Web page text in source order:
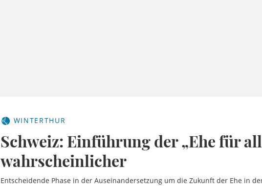
WINTERTHUR
Schweiz: Einführung der „Ehe für
wahrscheinlicher
Entscheidende Phase in der Auseinandersetzung um die Zukunft der Ehe in